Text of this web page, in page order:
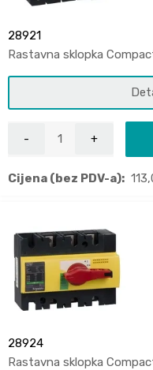
28921
Rastavna sklopka
Cijena (bez PDV-a):
28924
Rastavna sklopka